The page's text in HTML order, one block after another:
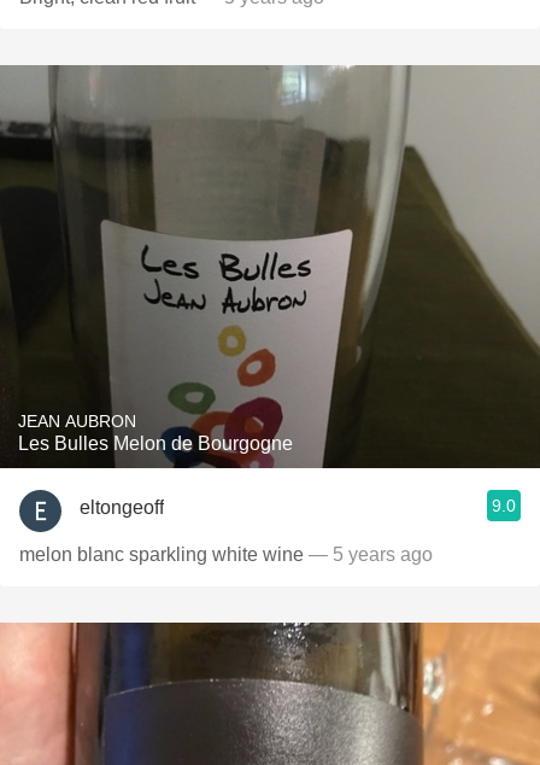
JEAN AUBRON
Les Bulles Melon de Bourgogne
eltongeoff 9.0
melon blanc sparkling white wine — 5 years ago